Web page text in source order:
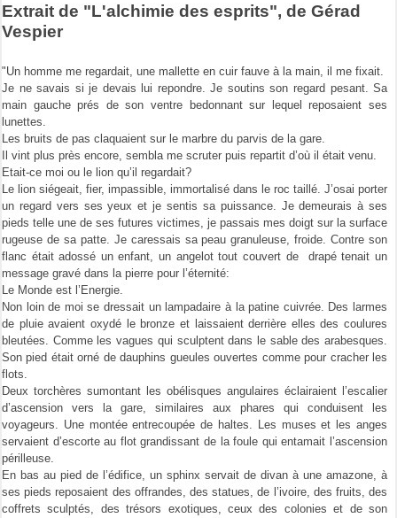
Extrait de "L'alchimie des esprits", de Gérad
Vespier
"Un homme me regardait, une mallette en cuir fauve à la main, il me fixait.
Je ne savais si je devais lui repondre. Je soutins son regard pesant. Sa
main gauche prés de son ventre bedonnant sur lequel reposaient ses
lunettes.
Les bruits de pas claquaient sur le marbre du parvis de la gare.
Il vint plus près encore, sembla me scruter puis repartit d’où il était venu.
Etait-ce moi ou le lion qu’il regardait?
Le lion siégeait, fier, impassible, immortalisé dans le roc taillé. J’osai porter
un regard vers ses yeux et je sentis sa puissance. Je demeurais à ses
pieds telle une de ses futures victimes, je passais mes doigt sur la surface
rugeuse de sa patte. Je caressais sa peau granuleuse, froide. Contre son
flanc était adossé un enfant, un angelot tout couvert de drapé tenait un
message gravé dans la pierre pour l’éternité:
Le Monde est l’Energie.
Non loin de moi se dressait un lampadaire à la patine cuivrée. Des larmes
de pluie avaient oxydé le bronze et laissaient derrière elles des coulures
bleutées. Comme les vagues qui sculptent dans le sable des arabesques.
Son pied était orné de dauphins gueules ouvertes comme pour cracher les
flots.
Deux torchères sumontant les obélisques angulaires éclairaient l’escalier
d’ascension vers la gare, similaires aux phares qui conduisent les
voyageurs. Une montée entrecoupée de haltes. Les muses et les anges
servaient d’escorte au flot grandissant de la foule qui entamait l’ascension
périlleuse.
En bas au pied de l’édifice, un sphinx servait de divan à une amazone, à
ses pieds reposaient des offrandes, des statues, de l’ivoire, des fruits, des
coffrets sculptés, des trésors exotiques, ceux des colonies et de son